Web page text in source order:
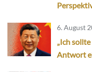
6. August
„Ich
Antwort